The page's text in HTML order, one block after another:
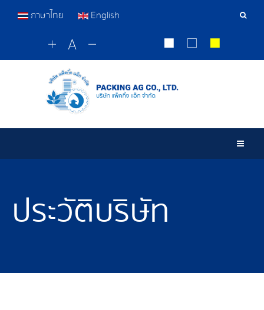
เครื่อ
ภาษาไทย English
ประวัติบริษัท